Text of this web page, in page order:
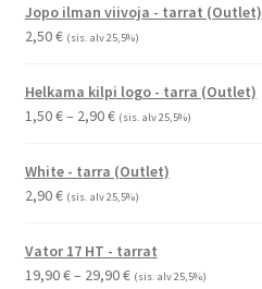
Jopo ilman viivoja - tarrat (Outlet)
2,50€ (sis. alv 25,5%)
Helkama kilpi logo - tarra (Outlet)
1,50€– 2,90€Hintaluokka:
-
2,90 €
(sis. alv 25,5%)
White - tarra (Outlet)
2,90€ (sis. alv 25,5%)
Vator 17 HT - tarrat
19,90€– 29,90€Hintaluokka:
(sis. alv 25,5%)